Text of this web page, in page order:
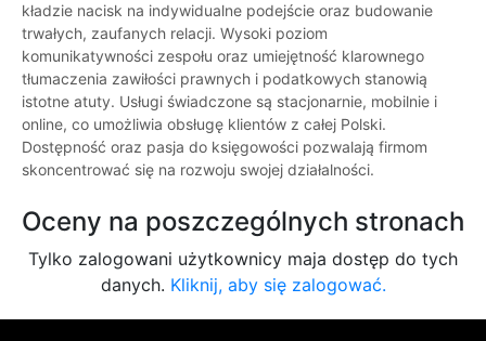
kładzie nacisk na indywidualne podejście oraz budowanie
trwałych, zaufanych relacji. Wysoki poziom
komunikatywności zespołu oraz umiejętność klarownego
tłumaczenia zawiłości prawnych i podatkowych stanowią
istotne atuty. Usługi świadczone są stacjonarnie, mobilnie i
online, co umożliwia obsługę klientów z całej Polski.
Dostępność oraz pasja do księgowości pozwalają firmom
skoncentrować się na rozwoju swojej działalności.
Oceny na poszczególnych stronach
Tylko zalogowani użytkownicy maja dostęp do tych
danych. Kliknij, aby się zalogować.